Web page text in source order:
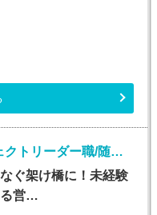
オフィス事務(受託運営プロジェクトリーダー職/随時入社)
ぐ架け橋に！未経験
る営…